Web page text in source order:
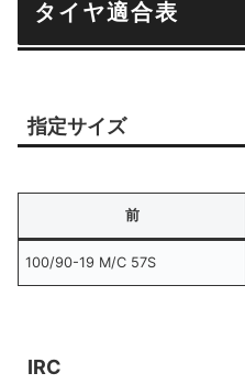
タイヤ適合表
指定サイズ
前
100/90-19 M/C 57S
IRC